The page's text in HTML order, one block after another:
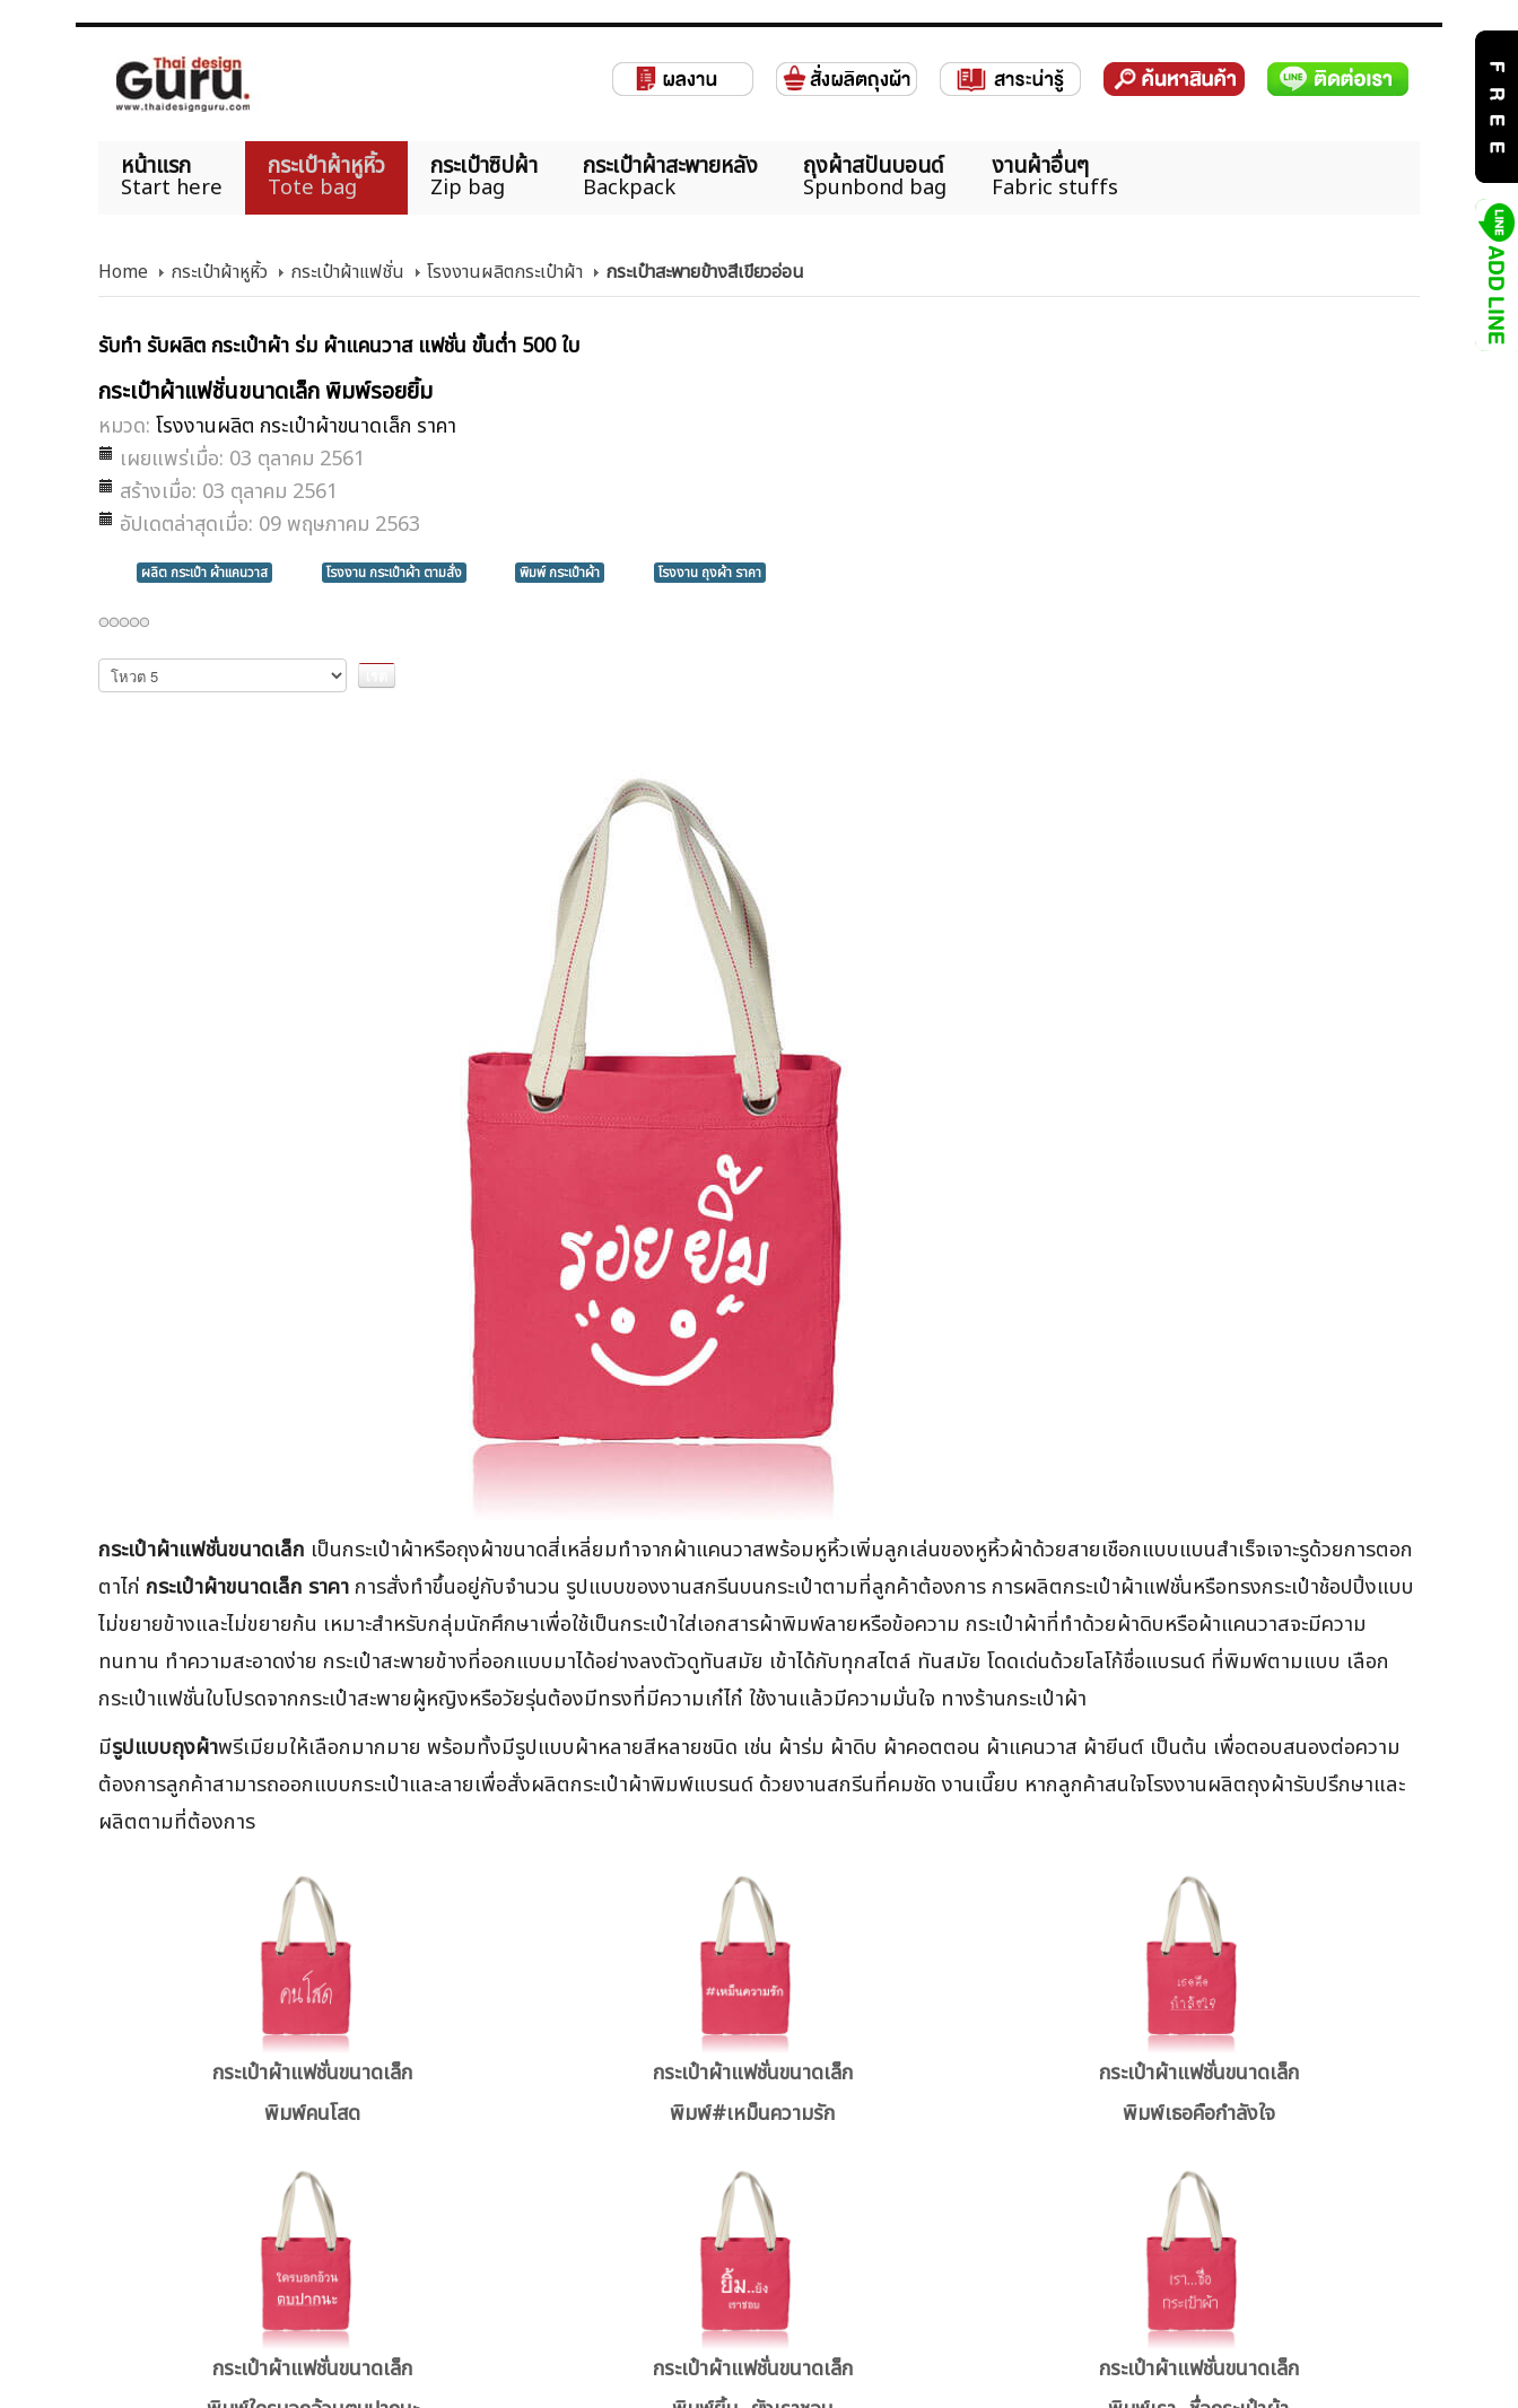
หน้าแรก
Start here
กระเป๋าผ้าหูหิ้ว
Tote bag
กระเป๋าซิปผ้า
Zip bag
กระเป๋าผ้าสะพายหลัง
Backpack
ถุงผ้าสปันบอนด์
Spunbond bag
งานผ้าอื่นๆ
Fabric stuffs
Home กระเป๋าผ้าหูหิ้ว กระเป๋าผ้าแฟชั่น โรงงานผลิตกระเป๋าผ้า กระเป๋าสะพายข้างสีเขียวอ่อน
รับทำ รับผลิต กระเป๋าผ้า ร่ม ผ้าแคนวาส แฟชั่น ขั้นต่ำ 500 ใบ
กระเป๋าผ้าแฟชั่นขนาดเล็ก พิมพ์รอยยิ้ม
หมวด: โรงงานผลิต กระเป๋าผ้าขนาดเล็ก ราคา
เผยแพร่เมื่อ: 03 ตุลาคม 2561
สร้างเมื่อ: 03 ตุลาคม 2561
อัปเดตล่าสุดเมื่อ: 09 พฤษภาคม 2563
ผลิต กระเป๋า ผ้าแคนวาส โรงงาน กระเป๋าผ้า ตามสั่ง พิมพ์ กระเป๋าผ้า โรงงาน ถุงผ้า ราคา
กรุณา
ให้
กระเป๋าผ้าแฟชั่นขนาดเล็ก เป็นกระเป๋าผ้าหรือถุงผ้าขนาดสี่เหลี่ยมทำจากผ้าแคนวาสพร้อมหูหิ้วเพิ่มลูกเล่นของหูหิ้วผ้าด้วยสายเชือกแบบแบนสำเร็จเจาะรูด้วยการตอก
ตาไก่ กระเป๋าผ้าขนาดเล็ก ราคา การสั่งทำขึ้นอยู่กับจำนวน รูปแบบของงานสกรีนบนกระเป๋าตามที่ลูกค้าต้องการ การผลิตกระเป๋าผ้าแฟชั่นหรือทรงกระเป๋าช้อปปิ้งแบบ
ไม่ขยายข้างและไม่ขยายก้น เหมาะสำหรับกลุ่มนักศึกษาเพื่อใช้เป็นกระเป๋าใส่เอกสารผ้าพิมพ์ลายหรือข้อความ กระเป๋าผ้าที่ทำด้วยผ้าดิบหรือผ้าแคนวาสจะมีความ
ทนทาน ทำความสะอาดง่าย กระเป๋าสะพายข้างที่ออกแบบมาได้อย่างลงตัวดูทันสมัย เข้าได้กับทุกสไตล์ ทันสมัย โดดเด่นด้วยโลโก้ชื่อแบรนด์ ที่พิมพ์ตามแบบ เลือก
กระเป๋าแฟชั่นใบโปรดจากกระเป๋าสะพายผู้หญิงหรือวัยรุ่นต้องมีทรงที่มีความเก๋ไก๋ ใช้งานแล้วมีความมั่นใจ ทางร้านกระเป๋าผ้า
มีรูปแบบถุงผ้าพรีเมียมให้เลือกมากมาย พร้อมทั้งมีรูปแบบผ้าหลายสีหลายชนิด เช่น ผ้าร่ม ผ้าดิบ ผ้าคอตตอน ผ้าแคนวาส ผ้ายีนต์ เป็นต้น เพื่อตอบสนองต่อความ
ต้องการลูกค้าสามารถออกแบบกระเป๋าและลายเพื่อสั่งผลิตกระเป๋าผ้าพิมพ์แบรนด์ ด้วยงานสกรีนที่คมชัด งานเนี๊ยบ หากลูกค้าสนใจโรงงานผลิตถุงผ้ารับปรึกษาและ
ผลิตตามที่ต้องการ
กระเป๋าผ้าแฟชั่นขนาดเล็ก
พิมพ์คนโสด
กระเป๋าผ้าแฟชั่นขนาดเล็ก
พิมพ์#เหม็นความรัก
กระเป๋าผ้าแฟชั่นขนาดเล็ก
พิมพ์เธอคือกำลังใจ
กระเป๋าผ้าแฟชั่นขนาดเล็ก
กระเป๋าผ้าแฟชั่นขนาดเล็ก
กระเป๋าผ้าแฟชั่นขนาดเล็ก